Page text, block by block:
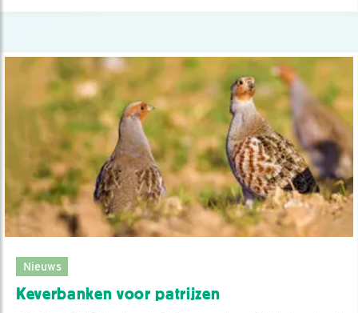
Nieuws
Keverbanken voor patrijzen